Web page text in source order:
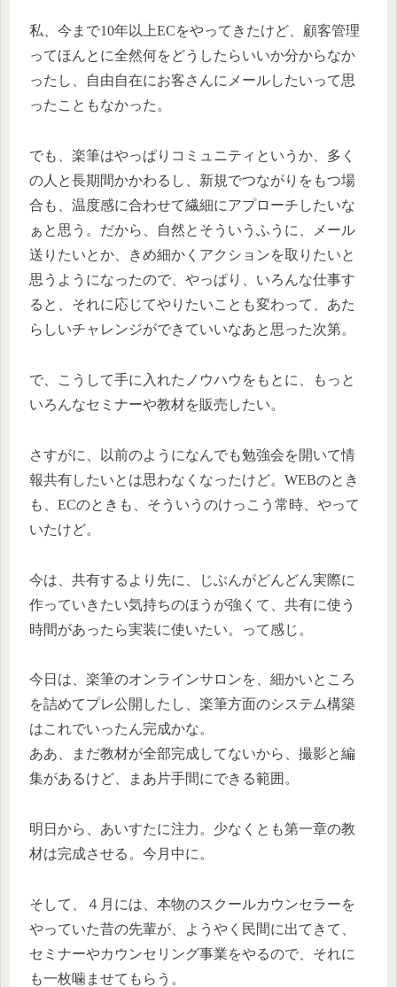
私、今まで10年以上ECをやってきたけど、顧客管理
ってほんとに全然何をどうしたらいいか分からなか
ったし、自由自在にお客さんにメールしたいって思
ったこともなかった。
でも、楽筆はやっぱりコミュニティというか、多く
の人と長期間かかわるし、新規でつながりをもつ場
合も、温度感に合わせて繊細にアプローチしたいな
ぁと思う。だから、自然とそういうふうに、メール
送りたいとか、きめ細かくアクションを取りたいと
思うようになったので、やっぱり、いろんな仕事す
ると、それに応じてやりたいことも変わって、あた
らしいチャレンジができていいなあと思った次第。
で、こうして手に入れたノウハウをもとに、もっと
いろんなセミナーや教材を販売したい。
さすがに、以前のようになんでも勉強会を開いて情
報共有したいとは思わなくなったけど。WEBのとき
も、ECのときも、そういうのけっこう常時、やって
いたけど。
今は、共有するより先に、じぶんがどんどん実際に
作っていきたい気持ちのほうが強くて、共有に使う
時間があったら実装に使いたい。って感じ。
今日は、楽筆のオンラインサロンを、細かいところ
を詰めてプレ公開したし、楽筆方面のシステム構築
はこれでいったん完成かな。
ああ、まだ教材が全部完成してないから、撮影と編
集があるけど、まあ片手間にできる範囲。
明日から、あいすたに注力。少なくとも第一章の教
材は完成させる。今月中に。
そして、４月には、本物のスクールカウンセラーを
やっていた昔の先輩が、ようやく民間に出てきて、
セミナーやカウンセリング事業をやるので、それに
も一枚噛ませてもらう。